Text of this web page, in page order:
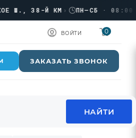
38-Й КМ › ПН–СБ · 08:00 →
ВОЙТИ 0
ЗАКАЗАТЬ ЗВОНОК